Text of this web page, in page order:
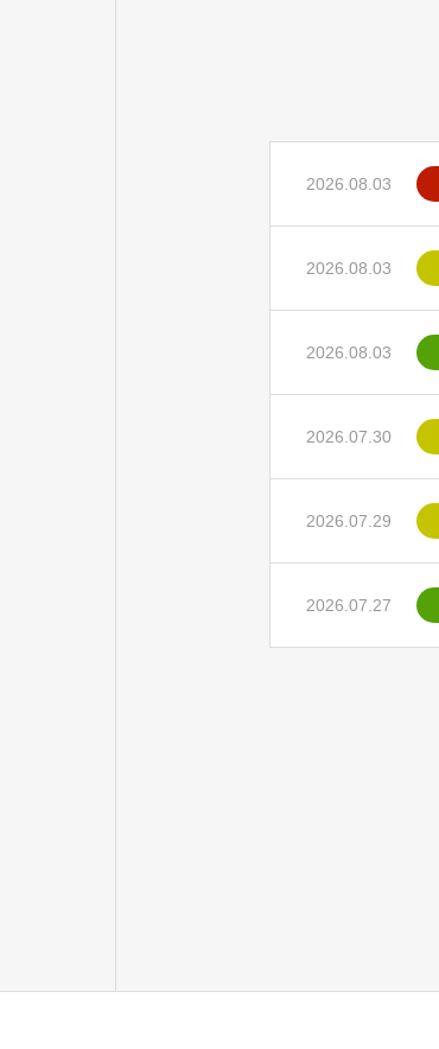
2026.08.03
2026.08.03
2026.08.03
2026.07.30
2026.07.29
2026.07.27